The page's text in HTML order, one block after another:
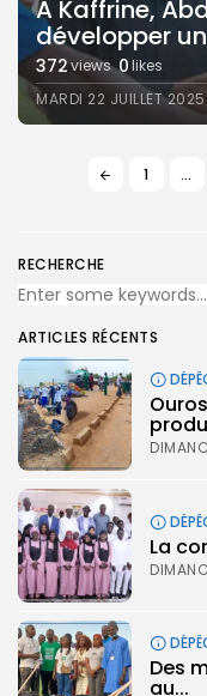
A Kaffrine,
développer
372views 0likes
MARDI 22 JUILLET
1 …
RECHERCHE
ARTICLES RÉCENTS
La
Des
au...